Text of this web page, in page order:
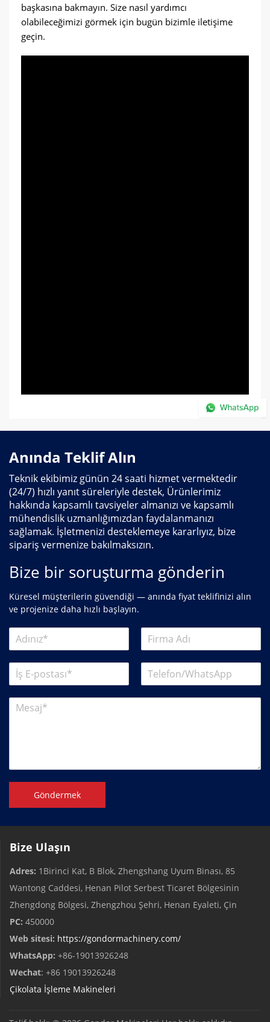
başkasına bakmayın. Size nasıl yardımcı
olabileceğimizi görmek için bugün bizimle iletişime
geçin.
Anında Teklif Alın
Teknik ekibimiz günün 24 saati hizmet vermektedir
(24/7) hızlı yanıt süreleriyle destek, Ürünlerimiz
hakkında kapsamlı tavsiyeler almanızı ve kapsamlı
mühendislik uzmanlığımızdan faydalanmanızı
sağlamak. İşletmenizi desteklemeye kararlıyız, bize
sipariş vermenize bakılmaksızın.
Bize bir soruşturma gönderin
Küresel müşterilerin güvendiği — anında fiyat teklifinizi alın
ve projenize daha hızlı başlayın.
Göndermek
Bize Ulaşın
Adres: 1Birinci Kat, B Blok, Zhengshang Uyum Binası, 85
Wantong Caddesi, Henan Pilot Serbest Ticaret Bölgesinin
Zhengdong Bölgesi, Zhengzhou Şehri, Henan Eyaleti, Çin
PC: 450000
Web sitesi: https://gondormachinery.com/
WhatsApp: +86-19013926248
Wechat: +86 19013926248
Çikolata İşleme Makineleri